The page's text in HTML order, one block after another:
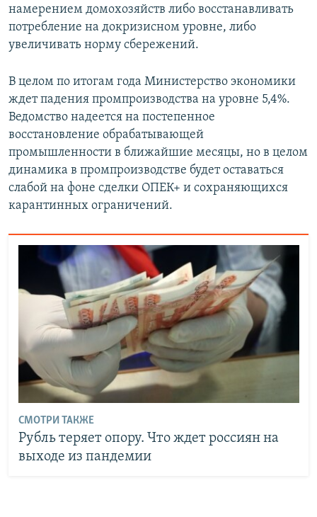
намерением домохозяйств либо восстанавливать
потребление на докризисном уровне, либо
увеличивать норму сбережений.
В целом по итогам года Министерство экономики
ждет падения промпроизводства на уровне 5,4%.
Ведомство надеется на постепенное
восстановление обрабатывающей
промышленности в ближайшие месяцы, но в целом
динамика в промпроизводстве будет оставаться
слабой на фоне сделки ОПЕК+ и сохраняющихся
карантинных ограничений.
СМОТРИ ТАКЖЕ
Рубль теряет опору. Что ждет россиян на
выходе из пандемии